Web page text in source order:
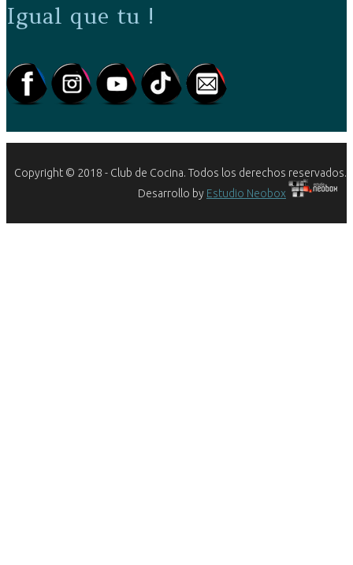
Igual que tu !
Copyright © 2018 - Club de Cocina. Todos los derechos reservados.
Desarrollo by Estudio Neobox